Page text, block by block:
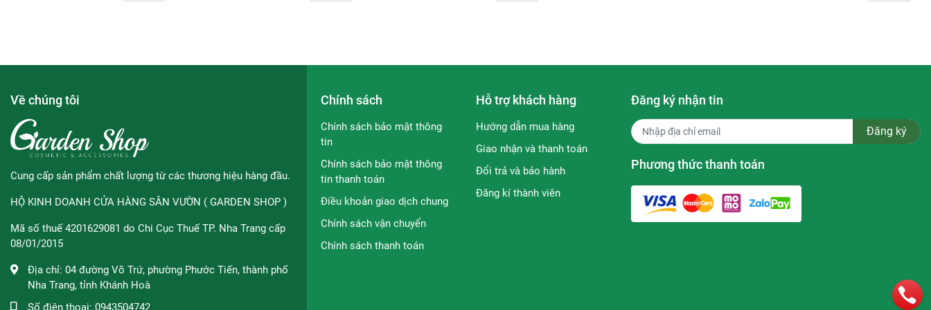
- Sản phẩm có màu trắng trong suốt, kết cấu dạng serum gel lỏng mỏng nhẹ giúp thẩm thấu nhanh chóng trên da, và cảm nhận làn
da căng bóng mịn màng vào buổi sáng.
Về chúng tôi
Cung cấp sản phẩm chất lượng từ các thương hiệu hàng đầu.
HỘ KINH DOANH CỬA HÀNG SÂN VƯỜN ( GARDEN SHOP )
Mã số thuế 4201629081 do Chi Cục Thuế TP. Nha Trang cấp
08/01/2015
Địa chỉ: 04 đường Võ Trứ, phường Phước Tiến, thành phố
Nha Trang, tỉnh Khánh Hoà
Số điện thoại: 0943504742
Chính sách
Chính sách bảo mật thông
tin
Chính sách bảo mật thông
tin thanh toán
Điều khoản giao dịch chung
Chính sách vận chuyển
Chính sách thanh toán
Hỗ trợ khách hàng
Hướng dẫn mua hàng
Giao nhận và thanh toán
Đổi trả và bảo hành
Đăng kí thành viên
Đăng ký nhận tin
Đăng ký
Phương thức thanh toán